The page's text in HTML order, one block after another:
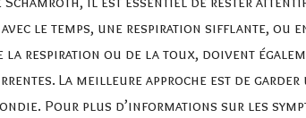
avec le temps, une respiration sifflante,
respiration ou de la toux, doivent
La meilleure approche est de
Pour plus d’informations sur les